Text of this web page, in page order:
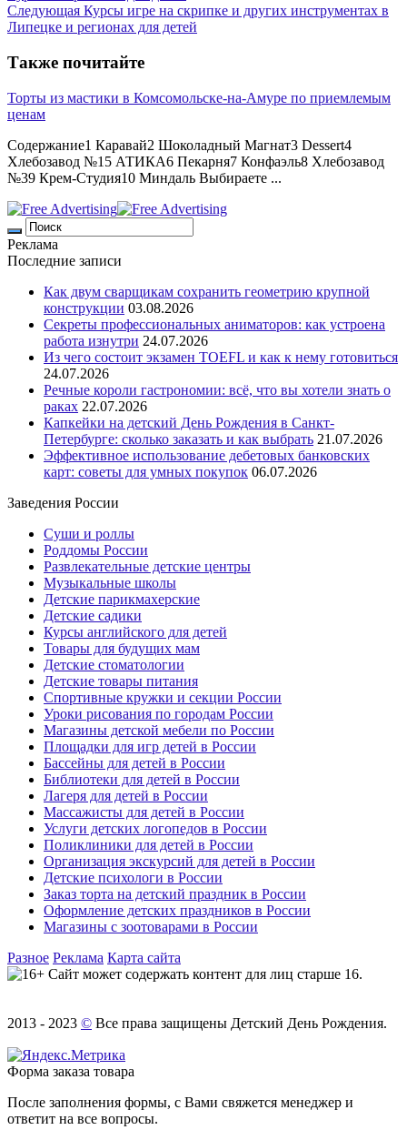
Следующая Курсы игре на скрипке и других инструментах в
Липецке и регионах для детей
Также почитайте
Торты из мастики в Комсомольске-на-Амуре по приемлемым
ценам
Содержание1 Каравай2 Шоколадный Магнат3 Dessert4
Хлебозавод №15 АТИКА6 Пекарня7 Конфаэль8 Хлебозавод
№39 Крем-Студия10 Миндаль Выбираете ...
Реклама
Последние записи
Как двум сварщикам сохранить геометрию крупной
конструкции 03.08.2026
Секреты профессиональных аниматоров: как устроена
работа изнутри 24.07.2026
Из чего состоит экзамен TOEFL и как к нему готовиться
24.07.2026
Речные короли гастрономии: всё, что вы хотели знать о
раках 22.07.2026
Капкейки на детский День Рождения в Санкт-
Петербурге: сколько заказать и как выбрать 21.07.2026
Эффективное использование дебетовых банковских
карт: советы для умных покупок 06.07.2026
Заведения России
Суши и роллы
Роддомы России
Развлекательные детские центры
Музыкальные школы
Детские парикмахерские
Детские садики
Курсы английского для детей
Товары для будущих мам
Детские стоматологии
Детские товары питания
Спортивные кружки и секции России
Уроки рисования по городам России
Магазины детской мебели по России
Площадки для игр детей в России
Бассейны для детей в России
Библиотеки для детей в России
Лагеря для детей в России
Массажисты для детей в России
Услуги детских логопедов в России
Поликлиники для детей в России
Организация экскурсий для детей в России
Детские психологи в России
Заказ торта на детский праздник в России
Оформление детских праздников в России
Магазины с зоотоварами в России
Разное Реклама Карта сайта
Сайт может содержать контент для лиц старше 16.
2013 - 2023 © Все права защищены Детский День Рождения.
Форма заказа товара
После заполнения формы, с Вами свяжется менеджер и
ответит на все вопросы.